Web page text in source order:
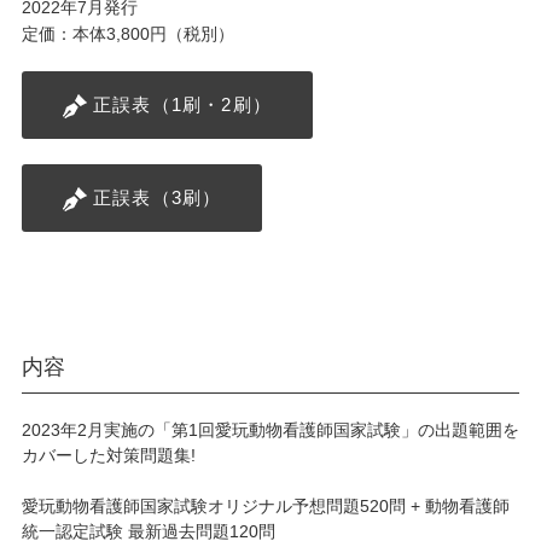
2022年7月発行
定価：本体3,800円（税別）
正誤表（1刷・2刷）
正誤表（3刷）
内容
2023年2月実施の「第1回愛玩動物看護師国家試験」の出題範囲を
カバーした対策問題集!
愛玩動物看護師国家試験オリジナル予想問題520問 + 動物看護師
統一認定試験 最新過去問題120問